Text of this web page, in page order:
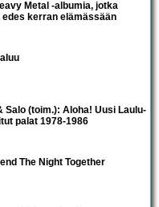
Metal -albumia, jotka
kerran elämässään
Salo (toim.): Aloha! Uusi Laulu-
palat 1978-1986
The Night Together